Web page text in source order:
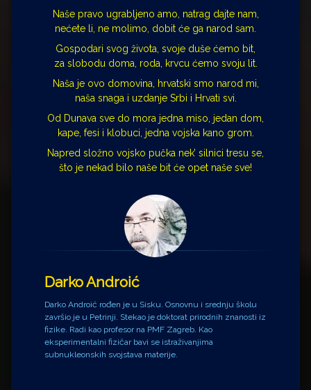
Naše pravo ugrabljeno amo, natrag dajte nam,
nećete li, ne molimo, dobit će ga narod sam.
Gospodari svog života, svoje duše ćemo bit,
za slobodu doma, roda, krvcu ćemo svoju lit.
Naša je ovo domovina, hrvatski smo narod mi,
naša snaga i uzdanje Srbi i Hrvati svi.
Od Dunava sve do mora jedna miso, jedan dom,
kape, fesi i klobuci, jedna vojska kano grom.
Napred složno vojsko pučka nek’ silnici tresu se,
što je nekad bilo naše bit će opet naše sve!
Darko Androić
Darko Androić rođen je u Sisku. Osnovnu i srednju školu
završio je u Petrinji. Stekao je doktorat prirodnih znanosti iz
fizike. Radi kao profesor na PMF Zagreb. Kao
eksperimentalni fizičar bavi se istraživanjima
subnukleonskih svojstava materije.